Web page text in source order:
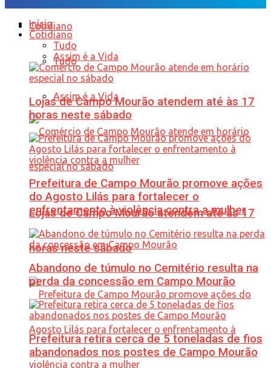
Cotidiano
Tudo
Assim é a Vida
Lojas de Campo Mourão atendem até às 17
horas neste sábado
Início
Cotidiano
Tudo
Assim é a Vida
Lojas de Campo Mourão atendem até às 17
horas neste sábado
Prefeitura de Campo Mourão promove ações
do Agosto Lilás para fortalecer o
enfrentamento à violência contra a mulher
Abandono de túmulo no Cemitério resulta na
perda da concessão em Campo Mourão
Prefeitura retira cerca de 5 toneladas de fios
abandonados nos postes de Campo Mourão